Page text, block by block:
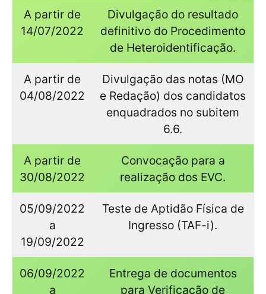
A partir de
14/07/2022
Divulgação do resultado
definitivo do Procedimento
de Heteroidentificação.
A partir de
04/08/2022
Divulgação das notas (MO
e Redação) dos candidatos
enquadrados no subitem
6.6.
A partir de
30/08/2022
Convocação para a
realização dos EVC.
05/09/2022
a
19/09/2022
Teste de Aptidão Física de
Ingresso (TAF-i).
06/09/2022
a
Entrega de documentos
para Verificação de